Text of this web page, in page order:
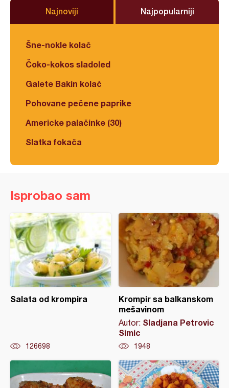
Najnoviji Najpopularniji
Šne-nokle kolač
Čoko-kokos sladoled
Galete Bakin kolač
Pohovane pečene paprike
Americke palačinke (30)
Slatka fokača
Isprobao sam
Salata od krompira
126698
Krompir sa balkanskom
mešavinom
Autor: Sladjana Petrovic
Simic
1948